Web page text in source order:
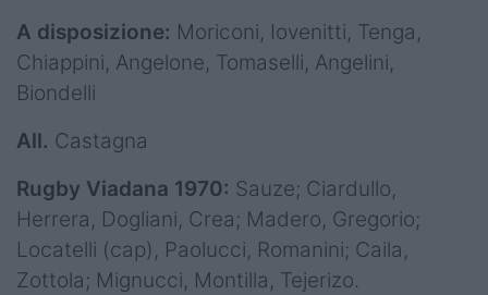
A disposizione: Moriconi, Iovenitti, Tenga,
Chiappini, Angelone, Tomaselli, Angelini,
Biondelli
All. Castagna
Rugby Viadana 1970: Sauze; Ciardullo,
Herrera, Dogliani, Crea; Madero, Gregorio;
Locatelli (cap), Paolucci, Romanini; Caila,
Zottola; Mignucci, Montilla, Tejerizo.